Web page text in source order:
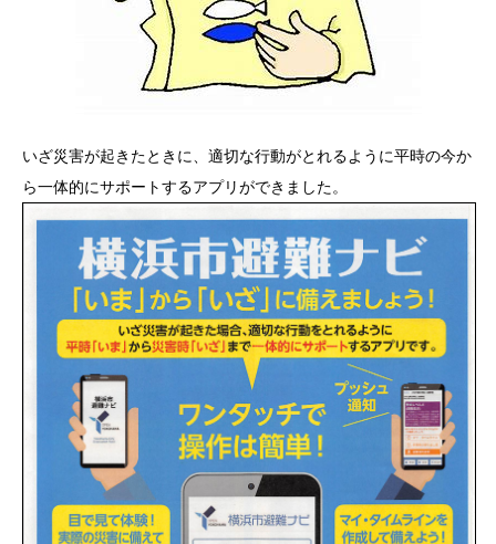
いざ災害が起きたときに、適切な行動がとれるように平時の今か
ら一体的にサポートするアプリができました。